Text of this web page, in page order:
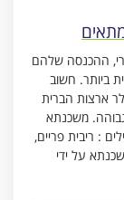
ההכנסה שלהם
ביותר. חשוב
ארצות הברית
גבוהה. משכנתא
: ריבית פריים,
על ידי